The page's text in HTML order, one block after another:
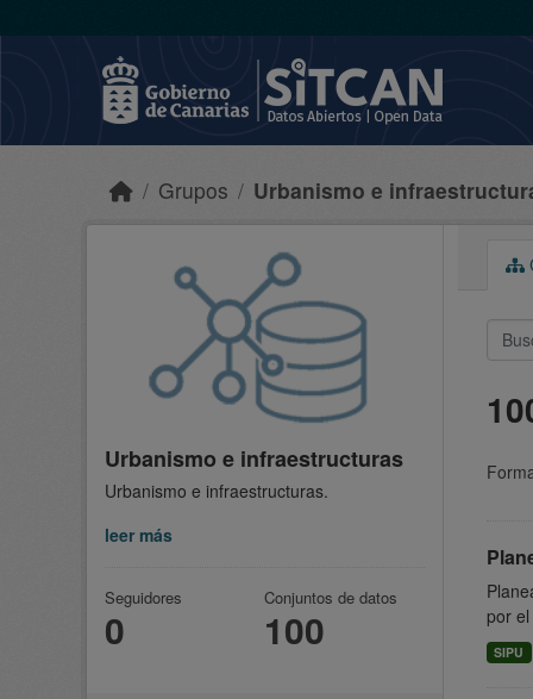
Grupos Urbanismo e
Urbanismo e infraestructuras
Urbanismo e infraestructuras.
leer más
Seguidores
0
Conjuntos de datos
100
por
SIPU